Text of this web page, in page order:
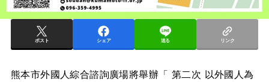
ポスト シェア 送る リンク
熊本市外國人綜合諮詢廣場將舉辦「 第二次 以外國人為